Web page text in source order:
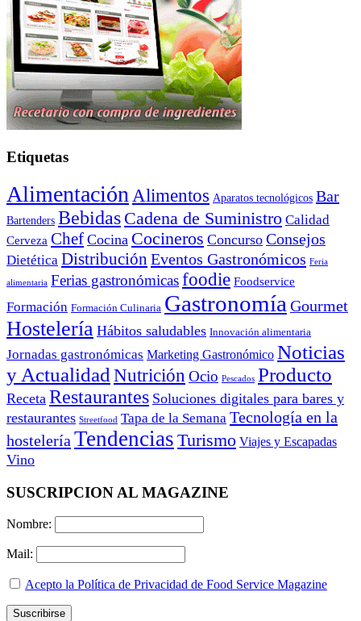
Etiquetas
Alimentación Alimentos Aparatos tecnológicos Bar
Bartenders Bebidas Cadena de Suministro Calidad
Cerveza Chef Cocina Cocineros Concurso Consejos
Dietética Distribución Eventos Gastronómicos Feria
alimentaria Ferias gastronómicasfoodie Foodservice
Formación Formación Culinaria Gastronomía Gourmet
Hostelería Hábitos saludables Innovación alimentaria
Jornadas gastronómicas Marketing Gastronómico Noticias
y Actualidad Nutrición Ocio Pescados Producto
Receta Restaurantes Soluciones digitales para bares y
restaurantes Streetfood Tapa de la Semana Tecnología en la
hostelería Tendencias Turismo Viajes y Escapadas
Vino
SUSCRIPCION AL MAGAZINE
Nombre:
Mail:
Acepto la Política de Privacidad de Food Service Magazine